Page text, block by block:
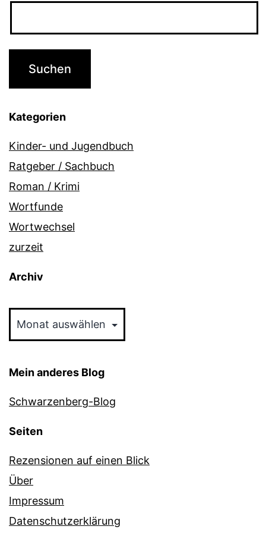
Kategorien
Kinder- und Jugendbuch
Ratgeber / Sachbuch
Roman / Krimi
Wortfunde
Wortwechsel
zurzeit
Archiv
Mein anderes Blog
Schwarzenberg-Blog
Seiten
Rezensionen auf einen Blick
Über
Impressum
Datenschutzerklärung